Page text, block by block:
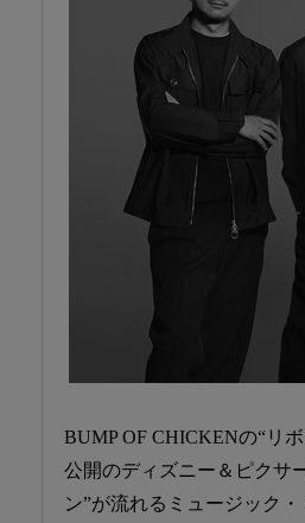
BUMP OF CHICKENの“リ
公開のディズニー＆ピクサ
ン”が流れるミュージック